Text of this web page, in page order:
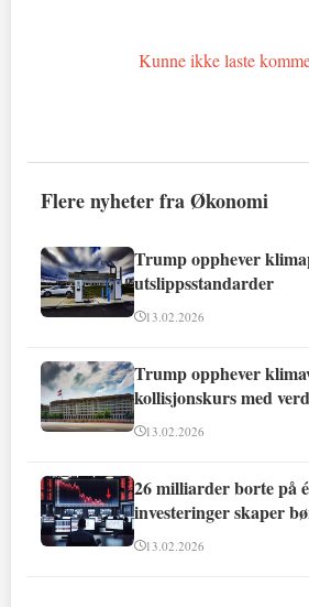
Kunne ikke laste
Flere nyheter fra Økonomi
Trump opphever
utslippsstandarder
13.02.2026
Trump opphever
kollisjonskurs med
13.02.2026
26 milliarder borte på
investeringer skaper
13.02.2026